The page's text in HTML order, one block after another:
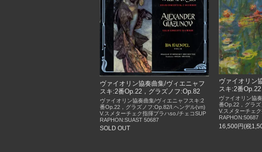
ヴァイオリン協奏曲集/ヴィエニャフ
スキ:2番Op.22，グラズノフ:Op.82
ヴァイオリン協奏曲集/ヴィエニャフスキ:2
番Op.22，グラズノフ:Op.82/I.ヘンデル(vn)
V.スメターチェク指揮プラハso./チェコSUP
RAPHON:SUAST 50687
SOLD OUT
ヴァイオリン
スキ:2番
ヴァイオリン協
番Op.22，グラ
V.スメターチェ
RAPHON:50687
16,500円(税